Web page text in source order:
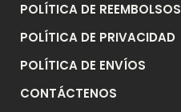
POLÍTICA DE REEMBOLSOS
POLÍTICA DE PRIVACIDAD
POLÍTICA DE ENVÍOS
CONTÁCTENOS